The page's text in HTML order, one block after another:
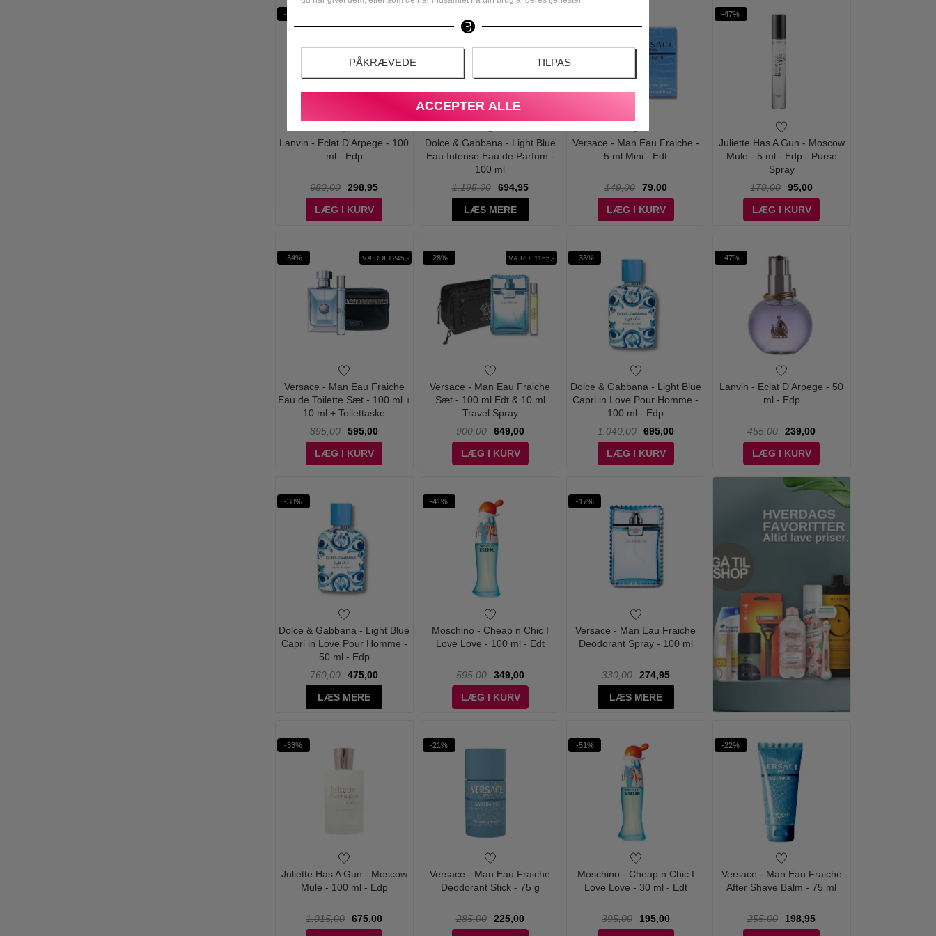
PÅKRÆVEDE TILPAS
ACCEPTER ALLE
-56%
Lanvin - Eclat D'Arpege - 100
ml - Edp
680,00
298,95
LÆG I KURV
Dolce & Gabbana - Light Blue
Eau Intense Eau de Parfum -
100 ml
1.195,00
694,95
LÆS MERE
Versace - Man Eau Fraiche -
5 ml Mini - Edt
149,00
79,00
LÆG I KURV
-47%
Juliette Has A Gun - Moscow
Mule - 5 ml - Edp - Purse
Spray
179,00
95,00
LÆG I KURV
-34% VÆRDI 1245,-
Versace - Man Eau Fraiche
Eau de Toilette Sæt - 100 ml +
10 ml + Toilettaske
895,00
595,00
LÆG I KURV
-28% VÆRDI 1165,-
Versace - Man Eau Fraiche
Sæt - 100 ml Edt & 10 ml
Travel Spray
900,00
649,00
LÆG I KURV
-33%
Dolce & Gabbana - Light Blue
Capri in Love Pour Homme -
100 ml - Edp
1.040,00
695,00
LÆG I KURV
-47%
Lanvin - Eclat D'Arpege - 50
ml - Edp
455,00
239,00
LÆG I KURV
-38%
Dolce & Gabbana - Light Blue
Capri in Love Pour Homme -
50 ml - Edp
760,00
475,00
LÆS MERE
-41%
Moschino - Cheap n Chic I
Love Love - 100 ml - Edt
595,00
349,00
LÆG I KURV
-17%
Versace - Man Eau Fraiche
Deodorant Spray - 100 ml
330,00
274,95
LÆS MERE
-33%
Juliette Has A Gun - Moscow
Mule - 100 ml - Edp
1.015,00
675,00
-21%
Versace - Man Eau Fraiche
Deodorant Stick - 75 g
285,00
225,00
-51%
Moschino - Cheap n Chic I
Love Love - 30 ml - Edt
395,00
195,00
-22%
Versace - Man Eau Fraiche
After Shave Balm - 75 ml
255,00
198,95